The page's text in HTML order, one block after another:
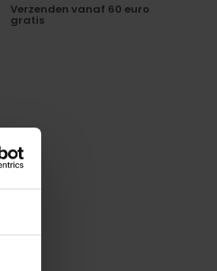
Verzenden vanaf 60 euro
gratis